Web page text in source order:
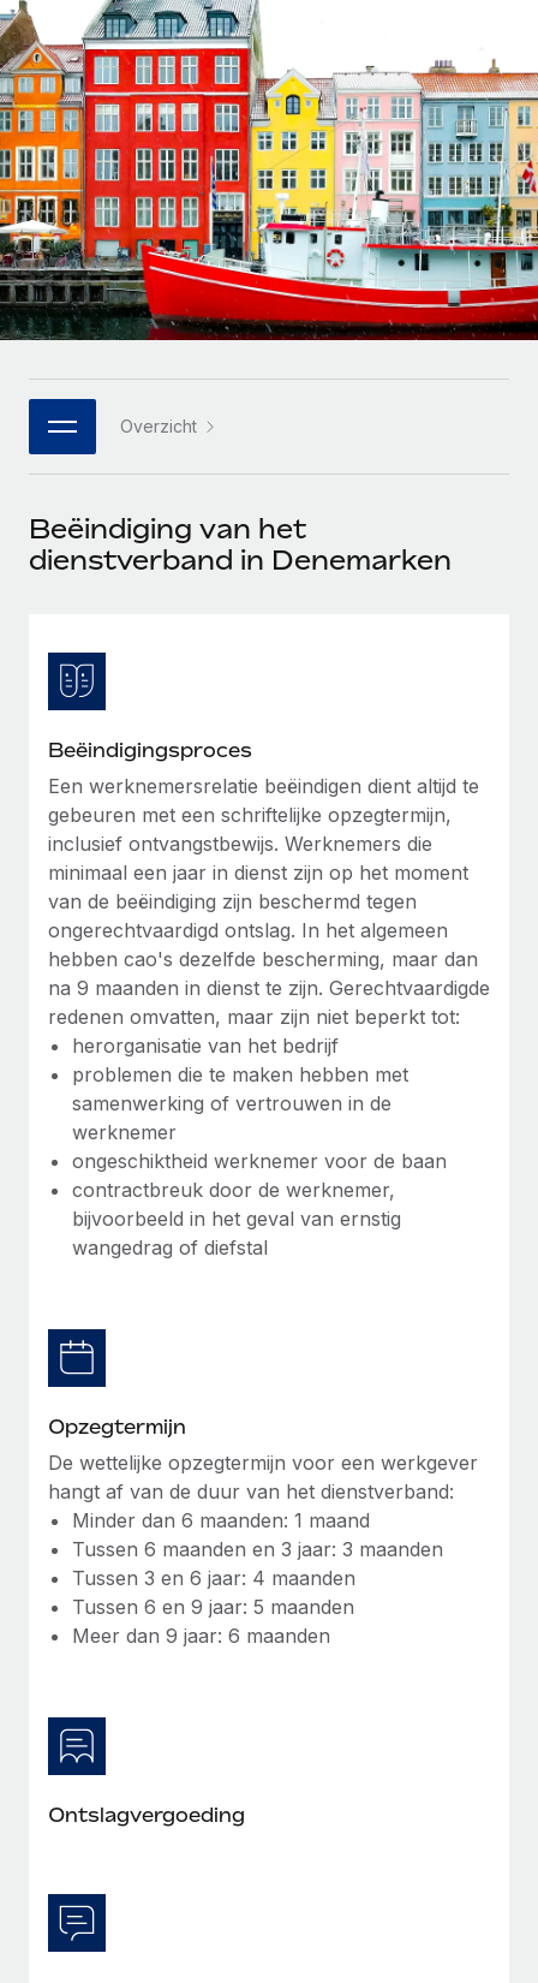
Zzp'ers internationaal onboarden en beheren
PEO
Ingewikkelde HR-taken eenvoudig uitbesteden
INFRASTRUCTUUR
Remote Embedded
HR naadloos in workflows integreren
Platform
Ingebouwde essentiële HR-functies voor je team
Integraties
DIENSTEN
Achtergrondonderzoek
Vereenvoudig het screeningsproces van
Compliance Watchtower
Blijf compliance-risico's voor
Apparaatbeheer
Lever en track wereldwijd IT-middelen
Entiteiten oprichten
Stel snel compliant entiteiten op
Mobiliteit en overplaatsing
Plaats werknemers moeiteloos over
Secundaire arbeidsvoorwaarden
Eenvoudig secundaire arbeidsvoorwaarden
beheren
GROEIFASE
Start-ups
Flexibele global HR en payroll solutions voor groeiende
bedrijven
Mid-market
Teams uitbreiden met HR solutions op maat
Enterprise
Global HR voor grote bedrijven
WERK MET ONS SAMEN
Strategische technologiepartners
Een partner worden
Ontdek hoe je met ons kunt samenwerken
Betalingscalculator voor zzp'ers
Ontdek valuta-opties en betaalsnelheden voor
internationale zzp'ers
LEREN MET REMOTE
Onderzoek en gidsen
Casestudy's
HR-woordenlijst
Checklists en templates
Webinars
Newsroom
Support
BLOG
Global Payroll
EOR en PEO
Contractor Management
Belastingen
Naar de blog
BLOG
Productupdates van Remote: Gusto- en Xero-
integraties en Contractor Management Plus
Het blijft de missie van Remote om alle soorten bedrijven
Meer informatie
beheert met Remote
Phiture, een toonaangevende leider in de wereldwijde
mobiele groeiadviessector, zet zich sinds 2016...
Meer informatie
Nederlands
Français
Deutsch
Español
Italiano
Português (Portugal)
日本語
한국어
Inloggen
Overzicht
Beëindiging van het
dienstverband in Denemarken
Beëindigingsproces
Een werknemersrelatie beëindigen dient altijd te
gebeuren met een schriftelijke opzegtermijn,
inclusief ontvangstbewijs. Werknemers die
minimaal een jaar in dienst zijn op het moment
van de beëindiging zijn beschermd tegen
ongerechtvaardigd ontslag. In het algemeen
hebben cao's dezelfde bescherming, maar dan
na 9 maanden in dienst te zijn. Gerechtvaardigde
redenen omvatten, maar zijn niet beperkt tot:
herorganisatie van het bedrijf
problemen die te maken hebben met
samenwerking of vertrouwen in de
werknemer
ongeschiktheid werknemer voor de baan
contractbreuk door de werknemer,
bijvoorbeeld in het geval van ernstig
wangedrag of diefstal
Opzegtermijn
De wettelijke opzegtermijn voor een werkgever
hangt af van de duur van het dienstverband:
Minder dan 6 maanden: 1 maand
Tussen 6 maanden en 3 jaar: 3 maanden
Tussen 3 en 6 jaar: 4 maanden
Tussen 6 en 9 jaar: 5 maanden
Meer dan 9 jaar: 6 maanden
Ontslagvergoeding